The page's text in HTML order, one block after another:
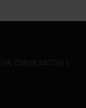
01808340739 |